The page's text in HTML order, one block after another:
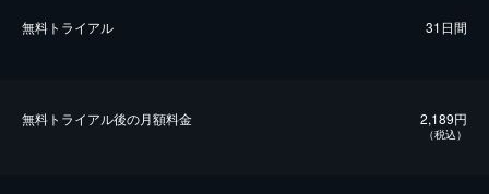
無料トライアル 31日間
無料トライアル後の⽉額料金 2,189円
（税込）